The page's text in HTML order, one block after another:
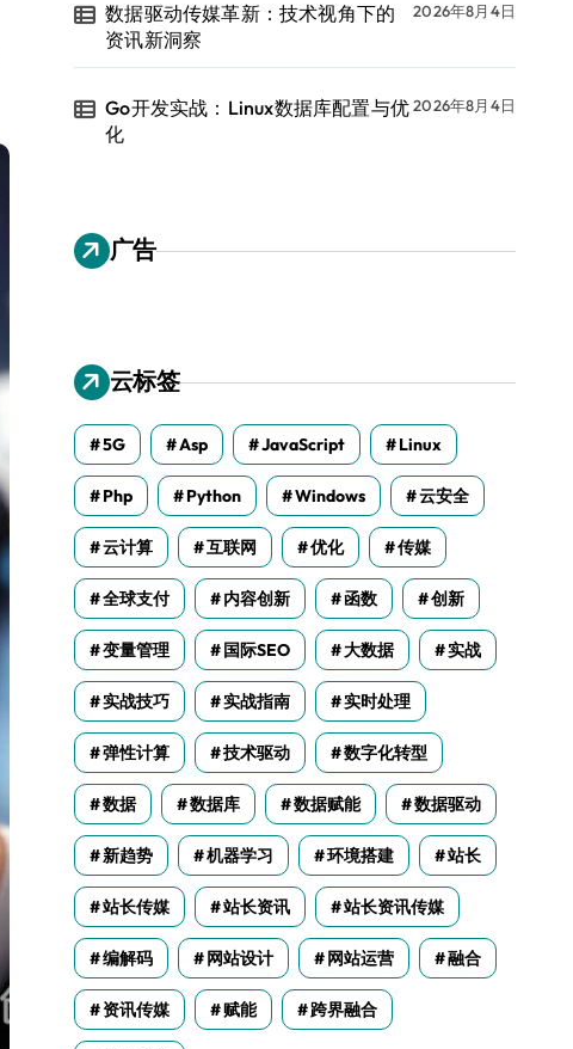
数据驱动传媒革新：技术视角下的
资讯新洞察
2026年8月4日
Go开发实战：Linux数据库配置与优
化
2026年8月4日
广告
云标签
5G Asp JavaScript Linux
Php Python Windows 云安全
云计算 互联网 优化 传媒
全球支付 内容创新 函数 创新
变量管理 国际SEO 大数据 实战
实战技巧 实战指南 实时处理
弹性计算 技术驱动 数字化转型
数据 数据库 数据赋能 数据驱动
新趋势 机器学习 环境搭建 站长
站长传媒 站长资讯 站长资讯传媒
编解码 网站设计 网站运营 融合
资讯传媒 赋能 跨界融合